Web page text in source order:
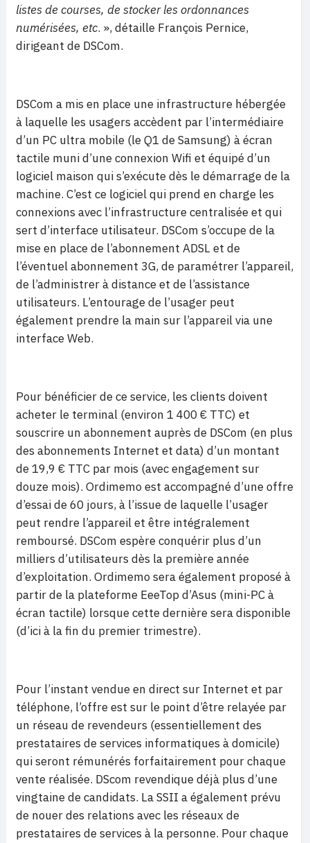
listes de courses, de stocker les ordonnances
numérisées, etc. », détaille François Pernice,
dirigeant de DSCom.
DSCom a mis en place une infrastructure hébergée
à laquelle les usagers accèdent par l’intermédiaire
d’un PC ultra mobile (le Q1 de Samsung) à écran
tactile muni d’une connexion Wifi et équipé d’un
logiciel maison qui s’exécute dès le démarrage de la
machine. C’est ce logiciel qui prend en charge les
connexions avec l’infrastructure centralisée et qui
sert d’interface utilisateur. DSCom s’occupe de la
mise en place de l’abonnement ADSL et de
l’éventuel abonnement 3G, de paramétrer l’appareil,
de l’administrer à distance et de l’assistance
utilisateurs. L’entourage de l’usager peut
également prendre la main sur l’appareil via une
interface Web.
Pour bénéficier de ce service, les clients doivent
acheter le terminal (environ 1 400 € TTC) et
souscrire un abonnement auprès de DSCom (en plus
des abonnements Internet et data) d’un montant
de 19,9 € TTC par mois (avec engagement sur
douze mois). Ordimemo est accompagné d’une offre
d’essai de 60 jours, à l’issue de laquelle l’usager
peut rendre l’appareil et être intégralement
remboursé. DSCom espère conquérir plus d’un
milliers d’utilisateurs dès la première année
d’exploitation. Ordimemo sera également proposé à
partir de la plateforme EeeTop d’Asus (mini-PC à
écran tactile) lorsque cette dernière sera disponible
(d’ici à la fin du premier trimestre).
Pour l’instant vendue en direct sur Internet et par
téléphone, l’offre est sur le point d’être relayée par
un réseau de revendeurs (essentiellement des
prestataires de services informatiques à domicile)
qui seront rémunérés forfaitairement pour chaque
vente réalisée. DScom revendique déjà plus d’une
vingtaine de candidats. La SSII a également prévu
de nouer des relations avec les réseaux de
prestataires de services à la personne. Pour chaque